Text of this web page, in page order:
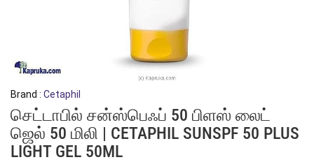
Brand : Cetaphil
செட்டாபில் சன்ஸ்பெஃப் 50 பிளஸ் லைட்
ஜெல் 50 மிலி | CETAPHIL SUNSPF 50 PLUS
LIGHT GEL 50ML